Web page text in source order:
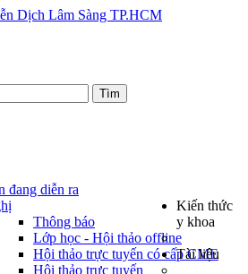
Tìm
đang diễn ra
Thông báo
Lớp học - Hội thảo offline
Hội thảo trực tuyến có cấp CME
Hội thảo trực tuyến
Kiến thức
y khoa
Tài liệu